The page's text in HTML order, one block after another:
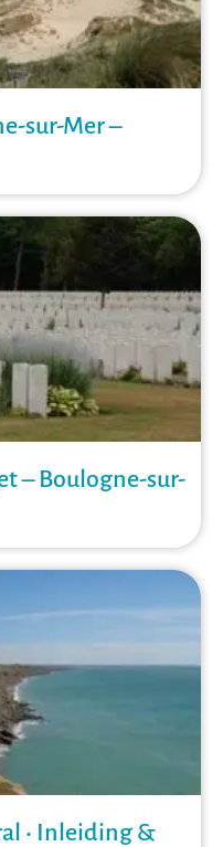
sur-Mer –
– Boulogne-sur-
• Inleiding &